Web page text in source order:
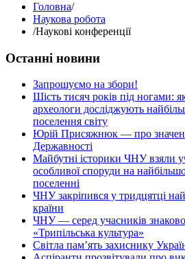
Головна/
Наукова робота
/Наукові конференції
Останні новини
Запрошуємо на збори!
Шість тисяч років під ногами:
археологи досліджують
поселення світу
Юрій Присяжнюк — про
Державності
Майбутні історики ЧНУ взяли
особливої споруди на
поселенні
ЧНУ закріпився у тридцятці
країни
ЧНУ — серед учасників
«Трипільська культура»
Світла пам’ять захиснику